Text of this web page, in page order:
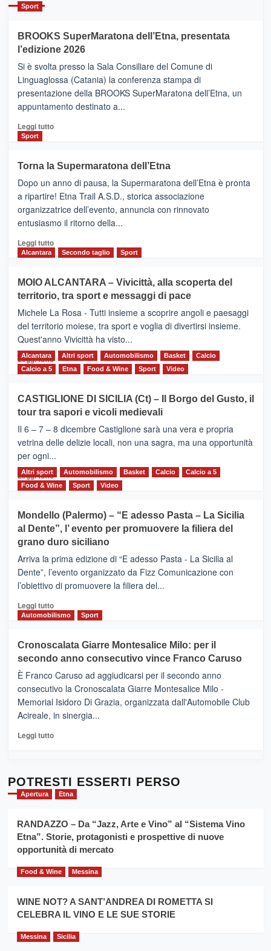
con
la
Al
via
i
collegamenti
Sport
BROOKS SuperMaratona dell’Etna, presentata
l’edizione 2026
Si è svolta presso la Sala Consiliare del Comune di
Linguaglossa (Catania) la conferenza stampa di
presentazione della BROOKS SuperMaratona dell’Etna, un
appuntamento destinato a...
Leggi tuttoLeggi
BROOKS
SuperMaratona
dell’Etna,
presentata
l’edizione
2026
Sport
Torna la Supermaratona dell’Etna
Dopo un anno di pausa, la Supermaratona dell’Etna è pronta
a ripartire! Etna Trail A.S.D., storica associazione
organizzatrice dell’evento, annuncia con rinnovato
entusiasmo il ritorno della...
Leggi tuttoLeggi
Torna
la
Supermaratona
dell’Etna
Alcantara Secondo taglio Sport
MOIO ALCANTARA – Vivicittà, alla scoperta del
territorio, tra sport e messaggi di pace
Michele La Rosa - Tutti insieme a scoprire angoli e paesaggi
del territorio moiese, tra sport e voglia di divertirsi insieme.
Quest'anno Vivicittà ha visto...
Leggi tutto Leggi
MOIO
ALCANTARA
–
Vivicittà,
alla
scoperta
del
territorio,
e
messaggi
di
Alcantara Altri sport Automobilismo Basket
Calcio
Calcio a 5
Etna Food & Wine Sport Video
CASTIGLIONE DI SICILIA (Ct) – Il Borgo del Gusto, il
tour tra sapori e vicoli medievali
Il 6 – 7 – 8 dicembre Castiglione sarà una vera e propria
vetrina delle delizie locali, non una sagra, ma una opportunità
per ogni...
Leggi tuttoLeggi
di
CASTIGLIONE
DI
SICILIA
(Ct)
–
Il
Borgo
Gusto,
il
tra
sapori
vicoli
medievali
Altri sport Automobilismo Basket Calcio
Calcio a 5
Food & Wine
Sport Video
Mondello (Palermo) – “E adesso Pasta – La Sicilia
al Dente”, l’ evento per promuovere la filiera del
grano duro siciliano
Arriva la prima edizione di “E adesso Pasta - La Sicilia al
Dente”, l’evento organizzato da Fizz Comunicazione con
l’obiettivo di promuovere la filiera del...
Leggi tuttoLeggi
di
Mondello
(Palermo)
–
“E
adesso
Pasta
–
Sicilia
l’
evento
per
la
filiera
del
duro
siciliano
Automobilismo Sport
Cronoscalata Giarre Montesalice Milo: per il
secondo anno consecutivo vince Franco Caruso
È Franco Caruso ad aggiudicarsi per il secondo anno
consecutivo la Cronoscalata Giarre Montesalice Milo -
Memorial Isidoro Di Grazia, organizzata dall'Automobile Club
Acireale, in sinergia...
Leggi tuttoLeggi
Cronoscalata
Giarre
Montesalice
per
il
secondo
consecutivo
Caruso
POTRESTI ESSERTI PERSO
Apertura Etna
RANDAZZO – Da “Jazz, Arte e Vino” al “Sistema Vino
Etna”. Storie, protagonisti e prospettive di nuove
opportunità di mercato
Food & Wine Messina
WINE NOT? A SANT’ANDREA DI ROMETTA SI
CELEBRA IL VINO E LE SUE STORIE
Messina Sicilia